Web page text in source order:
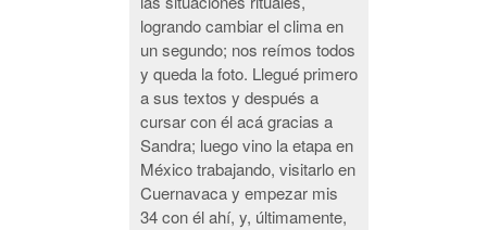
logrando cambiar el clima en
un segundo; nos reímos todos
y queda la foto. Llegué primero
a sus textos y después a
cursar con él acá gracias a
Sandra; luego vino la etapa en
México trabajando, visitarlo en
Cuernavaca y empezar mis
34 con él ahí, y, últimamente,